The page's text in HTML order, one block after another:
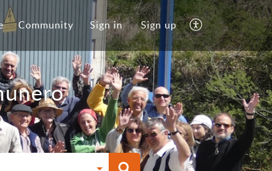
Community Sign in Sign up